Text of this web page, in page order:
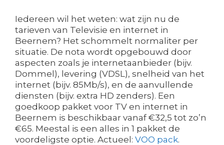
Iedereen wil het weten: wat zijn nu de
tarieven van Televisie en internet in
Beernem? Het schommelt normaliter per
situatie. De nota wordt opgebouwd door
aspecten zoals je internetaanbieder (bijv.
Dommel), levering (VDSL), snelheid van het
internet (bijv. 85Mb/s), en de aanvullende
diensten (bijv. extra HD zenders). Een
goedkoop pakket voor TV en internet in
Beernem is beschikbaar vanaf €32,5 tot zo’n
€65. Meestal is een alles in 1 pakket de
voordeligste optie. Actueel: VOO pack.